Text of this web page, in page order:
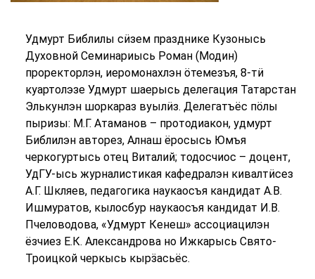
Удмурт Библилы сӥзем празднике Кузонысь
Духовной Семинариысь Роман (Модин)
проректорлэн, иеромонахлэн ӧтемезъя, 8-тӥ
куартолэзе Удмурт шаерысь делегация Татарстан
Элькунлэн шоркараз вуылӥз. Делегатъёс пӧлы
пыризы: М.Г. Атаманов – протодиакон, удмурт
Библилэн авторез, Алнаш ёросысь Юмъя
черкогуртысь отец Виталий; тодосчиос – доцент,
УдГУ-ысь журналистикая кафедралэн кивалтӥсез
А.Г. Шкляев, педагогика наукаосъя кандидат А.В.
Ишмуратов, кылосбур наукаосъя кандидат И.В.
Пчеловодова, «Удмурт Кенеш» ассоциацилэн
ёзчиез Е.К. Александрова но Ижкарысь Свято-
Троицкой черкысь кырӟасьёс.